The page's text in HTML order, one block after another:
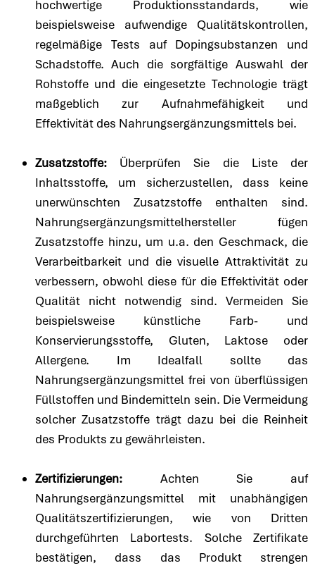
hochwertige Produktionsstandards, wie
beispielsweise aufwendige Qualitätskontrollen,
regelmäßige Tests auf Dopingsubstanzen und
Schadstoffe. Auch die sorgfältige Auswahl der
Rohstoffe und die eingesetzte Technologie trägt
maßgeblich zur Aufnahmefähigkeit und
Effektivität des Nahrungsergänzungsmittels bei.
Zusatzstoffe: Überprüfen Sie die Liste der
Inhaltsstoffe, um sicherzustellen, dass keine
unerwünschten Zusatzstoffe enthalten sind.
Nahrungsergänzungsmittelhersteller fügen
Zusatzstoffe hinzu, um u.a. den Geschmack, die
Verarbeitbarkeit und die visuelle Attraktivität zu
verbessern, obwohl diese für die Effektivität oder
Qualität nicht notwendig sind. Vermeiden Sie
beispielsweise künstliche Farb- und
Konservierungsstoffe, Gluten, Laktose oder
Allergene. Im Idealfall sollte das
Nahrungsergänzungsmittel frei von überflüssigen
Füllstoffen und Bindemitteln sein. Die Vermeidung
solcher Zusatzstoffe trägt dazu bei die Reinheit
des Produkts zu gewährleisten.
Zertifizierungen: Achten Sie auf
Nahrungsergänzungsmittel mit unabhängigen
Qualitätszertifizierungen, wie von Dritten
durchgeführten Labortests. Solche Zertifikate
bestätigen, dass das Produkt strengen